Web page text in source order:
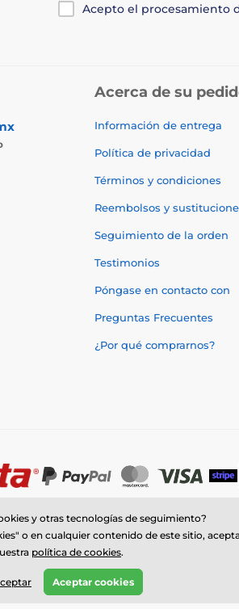
Acepto el procesamiento
Acerca de su
Información de entrega
Política de privacidad
Términos y condiciones
Reembolsos y
Seguimiento de la orden
Testimonios
Póngase en contacto con
Preguntas Frecuentes
¿Por qué comprarnos?
⦁ Tienda electrónica creada por
y otras tecnologías de seguimiento?
o en cualquier contenido de este sitio,
política de cookies.
Aceptar cookies